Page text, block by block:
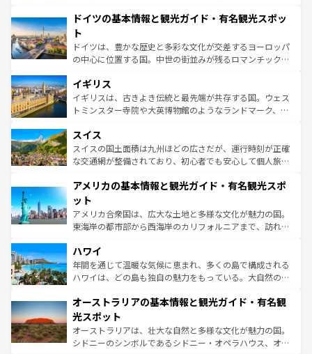
せる。地方によって風土や気候が異なるスペインはその個
ンテンツ一覧 を参照してほしい。
で、幅広い魅力が詰まっている。華麗な宮殿、歴史的な大
聖堂、美しいビーチ、そして豊かな自然が、訪れる者を心
から魅了する。また、フランスは美食の国としても知ら
れ、フランス料理はユネスコ無形文化遺産にも登録されて
香り高いラベンダー畑など、多彩な楽しみ方が可能だ。さ
らに、パリ以外の地域にも魅力が溢れており、どの街角に
も豊かな歴史と文化が息づいている。パリ以外の個性あふ
を参照してほしい。
ドイツの基本情報と観光ガイド・有名観光スポッ
ト
ドイツは、豊かな歴史と多彩な文化が交差するヨーロッパ
の中心に位置する国。中世の街並みが残るロマンチック街
顔を持つこの国は、どこを歩いても飽きることがない。ベ
ルリンの文化的活気、バイエルン州のアルプスの絶景、そ
してライン川沿いのワイン畑といった風景は必見。ビール
は、お酒好きな人にはぜひ体験してほしい。 なお、新着の
ドイツ情報はコンテンツ一覧を参照してほしい。
イギリス
イギリスは、古きよき伝統と最先端が共存する国。ウェス
トミンスター寺院や大英博物館のようなランドマーク、歴
リアごとに異なる魅力がある。また、優雅なアフタヌーン
ティー、ビール好きにはたまらない英国パブ、サッカー観
戦など、本場だからこそできる体験も豊富。イギリスを旅
ンツ一覧を参照してほしい。
スイス
スイスの国土面積は九州ほどの広さだが、運行時刻が正確
な交通網が整備されており、初心者でも安心して個人旅行
の建物がそのまま残る町や、スイスならではのユニークな
博物館もあり、アルプス観光だけでなく町歩きも満喫する
ことができる。国民の所得が高いため物価も高いが、旅行
者向けの交通パス提供のサービスもあり、うまく活用すれ
着のスイス情報は
アメリカの基本情報と観光ガイド・有名観光スポ
ット
アメリカ合衆国は、広大な土地と多様な文化が魅力の国。
東海岸の都市部から西海岸のカリフォルニアまで、訪れる
のような巨大都市は、観光、ショッピング、エンターテイ
ンメントが詰まった刺激的なスポットだ。一方、アメリカ
西部には大自然が広がり、グランドキャニオンやイエロー
部のニューオーリンズでは、音楽と美食が融合した独特の
文化が魅力。旅行者はアメリカの各地域で異なる魅力を楽
しみながら、その多様性と豊かな歴史を感じることができ
るだろう。車でのロードトリップや列車の旅も、アメリカ
ハワイ
年間を通じて温暖な気候に恵まれ、多くの島で構成される
ハワイは、どの島も独自の魅力をもっている。大自然の神
ワイ島は見逃せない。また、定番の観光地といえばオアフ
島だが、静かな自然を求めるならマウイ島やカウアイ島が
おすすめ。エメラルドグリーンに輝く海をはじめ、豊かな
文化や歴史が息づいている。「アロハスピリット」と呼ば
オーストラリアの基本情報と観光ガイド・有名観
光スポット
オーストラリアは、壮大な自然と多様な文化が魅力の国。
シドニーのシンボルであるシドニー・オペラハウス、オー